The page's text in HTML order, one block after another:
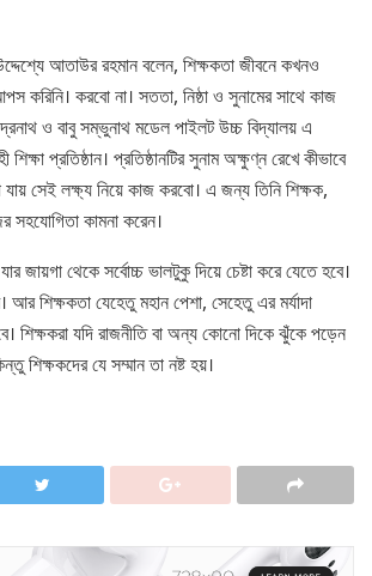
আতাউর রহমান বলেন, শিক্ষকতা জীবনে কখনও
করিনি। করবো না। সততা, নিষ্ঠা ও সুনামের সাথে কাজ
ও বাবু সম্ভুনাথ মডেল পাইলট উচ্চ বিদ্যালয় এ
প্রতিষ্ঠান। প্রতিষ্ঠানটির সুনাম অক্ষুণ্ন রেখে কীভাবে
সেই লক্ষ্য নিয়ে কাজ করবো। এ জন্য তিনি শিক্ষক,
সহযোগিতা কামনা করেন।
জায়গা থেকে সর্বোচ্চ ভালটুকু দিয়ে চেষ্টা করে যেতে হবে।
শিক্ষকতা যেহেতু মহান পেশা, সেহেতু এর মর্যাদা
শিক্ষকরা যদি রাজনীতি বা অন্য কোনো দিকে ঝুঁকে পড়েন
শিক্ষকদের যে সম্মান তা নষ্ট হয়।